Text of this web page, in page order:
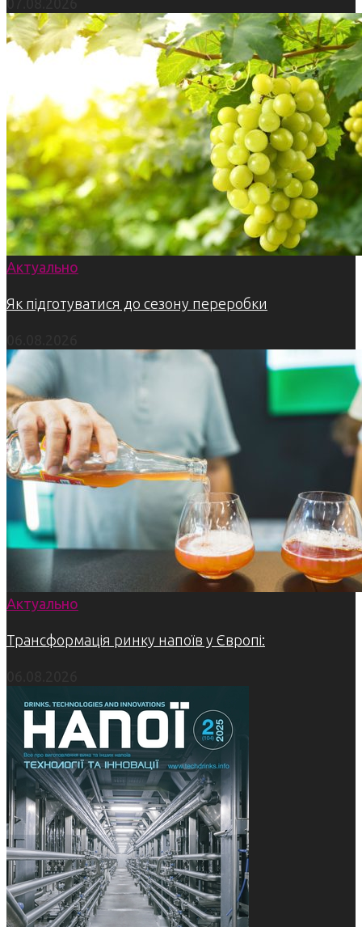
Актуально
Як підготуватися до сезону переробки
Актуально
Трансформація ринку напоїв у Європі: